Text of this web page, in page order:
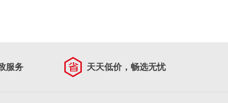
服务 天天低价，畅选无忧